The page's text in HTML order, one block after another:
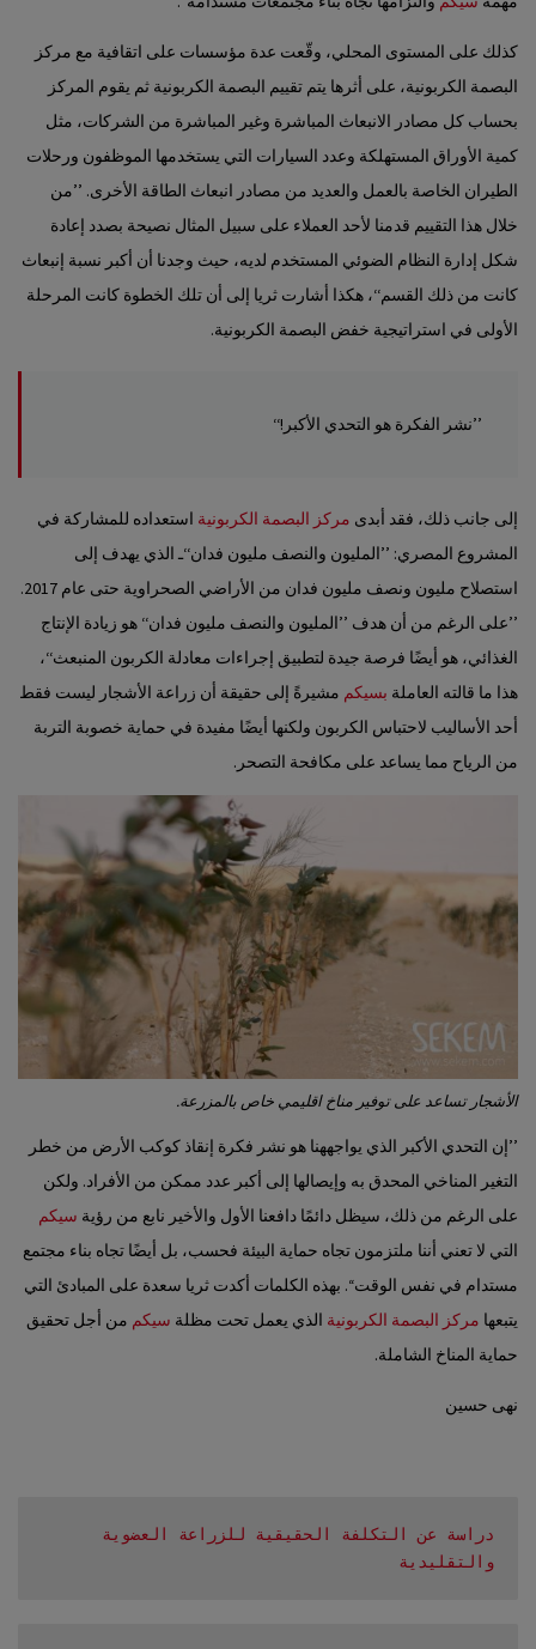
كذلك على المستوى المحلي، وقّعت عدة مؤسسات على اتقافية مع مركز
البصمة الكربونية، على أثرها يتم تقييم البصمة الكربونية ثم يقوم المركز
بحساب كل مصادر الانبعاث المباشرة وغير المباشرة من الشركات، مثل
كمية الأوراق المستهلكة وعدد السيارات التي يستخدمها الموظفون ورحلات
الطيران الخاصة بالعمل والعديد من مصادر انبعاث الطاقة الأخرى. ’’من
خلال هذا التقييم قدمنا لأحد العملاء على سبيل المثال نصيحة بصدد إعادة
شكل إدارة النظام الضوئي المستخدم لديه، حيث وجدنا أن أكبر نسبة إنبعاث
كانت من ذلك القسم‘‘، هكذا أشارت ثريا إلى أن تلك الخطوة كانت المرحلة
الأولى في استراتيجية خفض البصمة الكربونية.
’’نشر الفكرة هو التحدي الأكبر!‘‘
إلى جانب ذلك، فقد أبدى مركز البصمة الكربونية استعداده للمشاركة في
المشروع المصري: ’’المليون والنصف مليون فدان‘‘ـ الذي يهدف إلى
استصلاح مليون ونصف مليون فدان من الأراضي الصحراوية حتى عام 2017.
’’على الرغم من أن هدف ’’المليون والنصف مليون فدان‘‘ هو زيادة الإنتاج
الغذائي، هو أيضًا فرصة جيدة لتطبيق إجراءات معادلة الكربون المنبعث‘‘،
هذا ما قالته العاملة بسيكم مشيرةً إلى حقيقة أن زراعة الأشجار ليست فقط
أحد الأساليب لاحتباس الكربون ولكنها أيضًا مفيدة في حماية خصوبة التربة
من الرياح مما يساعد على مكافحة التصحر.
الأشجار تساعد على توفير مناخ اقليمي خاص بالمزرعة.
’’إن التحدي الأكبر الذي يواجههنا هو نشر فكرة إنقاذ كوكب الأرض من خطر
التغير المناخي المحدق به وإيصالها إلى أكبر عدد ممكن من الأفراد. ولكن
على الرغم من ذلك، سيظل دائمًا دافعنا الأول والأخير نابع من رؤية سيكم
التي لا تعني أننا ملتزمون تجاه حماية البيئة فحسب، بل أيضًا تجاه بناء مجتمع
مستدام في نفس الوقت‘‘. بهذه الكلمات أكدت ثريا سعدة على المبادئ التي
يتبعها مركز البصمة الكربونية الذي يعمل تحت مظلة سيكم من أجل تحقيق
حماية المناخ الشاملة.
نهى حسين
والتقليدية